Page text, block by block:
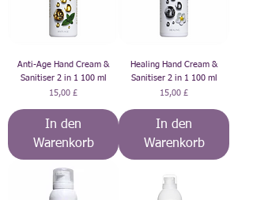
Anti-Age Hand Cream &
Sanitiser 2 in 1 100 ml
Preis
15,00 £
In den
Warenkorb
Healing Hand Cream &
Sanitiser 2 in 1 100 ml
Preis
15,00 £
In den
Warenkorb